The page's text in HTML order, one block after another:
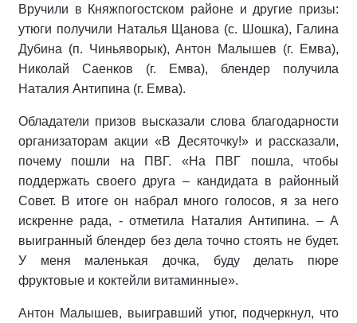
Вручили в Княжпогостском районе и другие призы:
утюги получили Наталья Щанова (с. Шошка), Галина
Дубина (п. Чиньяворык), Антон Малышев (г. Емва),
Николай Саенков (г. Емва), блендер получила
Наталия Антипина (г. Емва).
Обладатели призов высказали слова благодарности
организаторам акции «В Десяточку!» и рассказали,
почему пошли на ПВГ. «На ПВГ пошла, чтобы
поддержать своего друга – кандидата в районный
Совет. В итоге он набрал много голосов, я за него
искренне рада, - отметила Наталия Антипина. – А
выигранный блендер без дела точно стоять не будет.
У меня маленькая дочка, буду делать пюре
фруктовые и коктейли витаминные».
Антон Малышев, выигравший утюг, подчеркнул, что